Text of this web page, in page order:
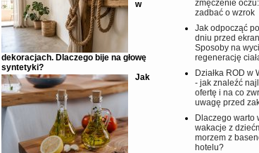
w
dekoracjach. Dlaczego bije na głowę
syntetyki?
Jak
zmęczenie
zadbać o wzrok
Jak odpocząć
dniu przed
Sposoby na
regenerację
Działka ROD w
- jak znaleźć
ofertę i na co
uwagę przed
Dlaczego warto
wakacje z
morzem z
hotelu?